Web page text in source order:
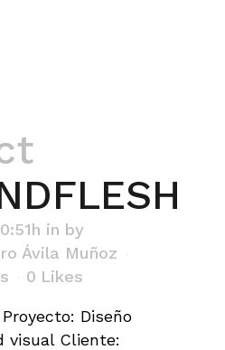
in by
Ávila Muñoz
0 Likes
Diseño
visual Cliente: